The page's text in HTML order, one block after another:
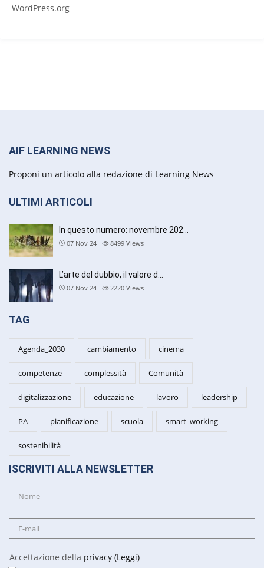
WordPress.org
AIF LEARNING NEWS
Proponi un articolo alla redazione di Learning News
ULTIMI ARTICOLI
In questo numero: novembre 202…
07 Nov 24 8499 Views
L’arte del dubbio, il valore d…
07 Nov 24 2220 Views
TAG
Agenda_2030 cambiamento cinema
competenze complessità Comunità
digitalizzazione educazione lavoro leadership
PA pianificazione scuola smart_working
sostenibilità
ISCRIVITI ALLA NEWSLETTER
Accettazione della privacy (Leggi)